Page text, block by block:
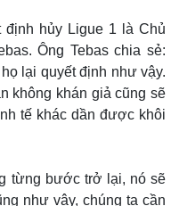
hủy Ligue 1 là Chủ
Ông Tebas chia sẻ:
lại quyết định như vậy.
không khán giả cũng sẽ
tế khác dần được khôi
từng bước trở lại, nó sẽ
như vậy, chúng ta cần